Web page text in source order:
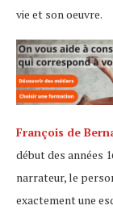
vie et son oeuvre.
François de
début des années
narrateur, le
exactement une